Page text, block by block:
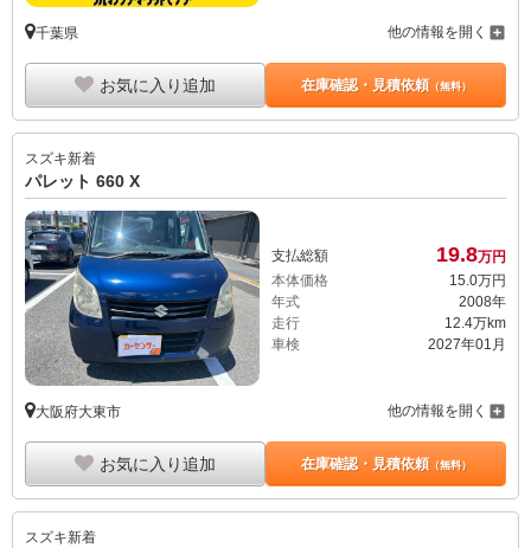
千葉県 他の情報を開く
お気に入り追加 在庫確認・見積依頼（無料）
スズキ新着
パレット 660 X
支払総額 19.8万円
本体価格
15. 0万円
年式
2008年
走行
12.4万km
車検
2027年01月
大阪府大東市 他の情報を開く
お気に入り追加 在庫確認・見積依頼（無料）
スズキ新着